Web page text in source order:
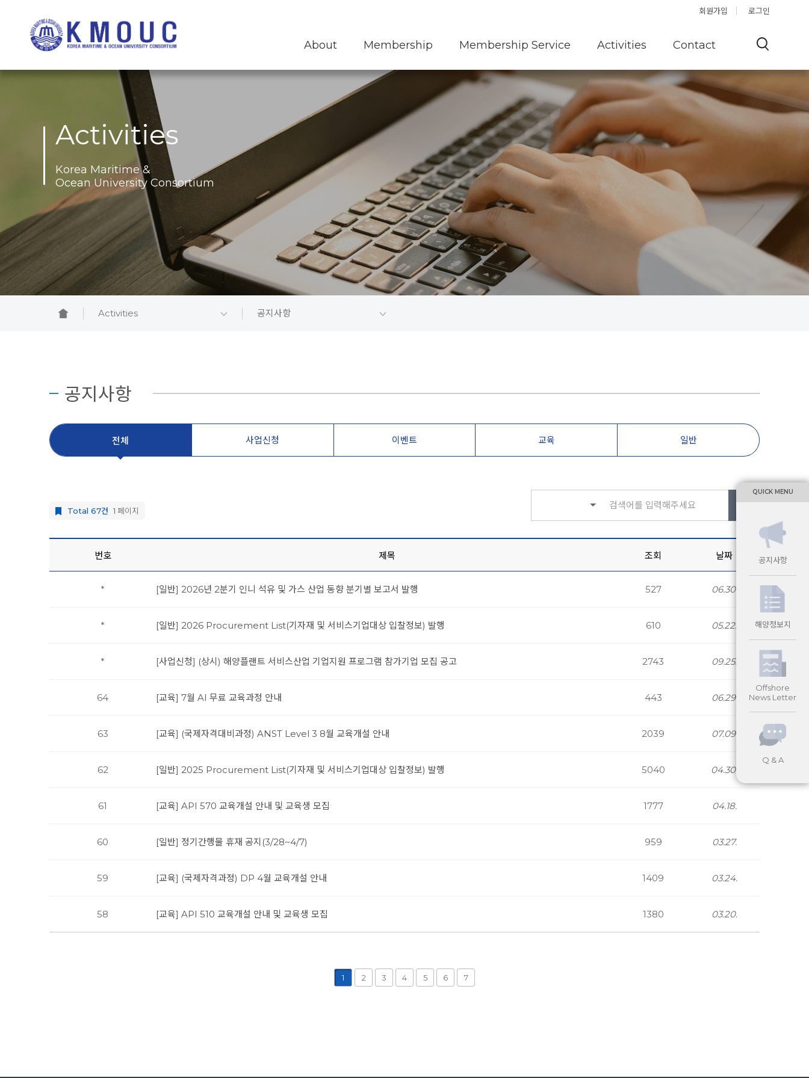
회원가입 로그인
About
오시는길 Membership Membership Service Activities Contact
Q&A
Activities
Korea Maritime &
Ocean University Consortium
Activities 공지사항
공지사항
전체 사업신청 이벤트 교육 일반
Total 67건 1 페이지
번호 제목 조회 날짜
* [일반] 2026년 2분기 인니 석유 및 가스 산업 동향 분기별 보고서 발행 527 06.30.
* [일반] 2026 Procurement List(기자재 및 서비스기업대상 입찰정보) 발행 610 05.22.
* [사업신청] (상시) 해양플랜트 서비스산업 기업지원 프로그램 참가기업 모집 공고 2743 09.25.
64 [교육] 7월 AI 무료 교육과정 안내 443 06.29.
63 [교육] (국제자격대비과정) ANST Level 3 8월 교육개설 안내 2039 07.09.
62 [일반] 2025 Procurement List(기자재 및 서비스기업대상 입찰정보) 발행 5040 04.30.
61 [교육] API 570 교육개설 안내 및 교육생 모집 1777 04.18.
60 [일반] 정기간행물 휴재 공지(3/28~4/7) 959 03.27.
59 [교육] (국제자격과정) DP 4월 교육개설 안내 1409 03.24.
58 [교육] API 510 교육개설 안내 및 교육생 모집 1380 03.20.
1 2 3 4 5 6 7
QUICK MENU
공지사항
해양정보지
Offshore
News Letter
Q & A
통합검색